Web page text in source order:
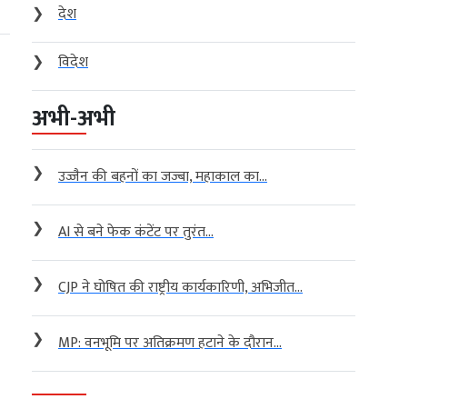
❯
देश
❯
विदेश
अभी-अभी
❯ उज्जैन की बहनों का जज्बा, महाकाल का...
❯ AI से बने फेक कंटेंट पर तुरंत...
❯ CJP ने घोषित की राष्ट्रीय कार्यकारिणी, अभिजीत...
❯ MP: वनभूमि पर अतिक्रमण हटाने के दौरान...